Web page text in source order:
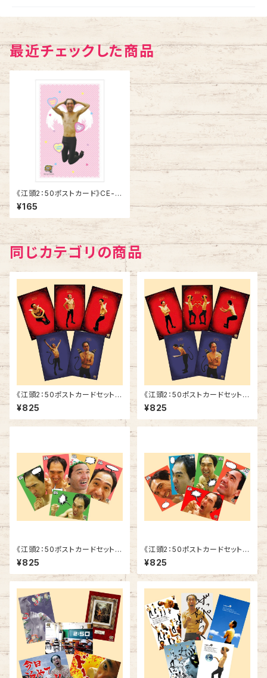
最近チェックした商品
《江頭2：50ポストカード》CE-L
2／ LOVE ME
¥165
同じカテゴリの商品
《江頭2：50ポストカードセット》
SCE-ED2
¥825
《江頭2：50ポストカードセット》
SCE-ED1
¥825
《江頭2：50ポストカードセット》
SCE-F2
¥825
《江頭2：50ポストカードセット》
SCE-F1
¥825